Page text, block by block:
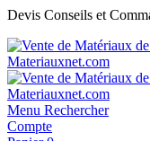
Devis Conseils et
Menu Rechercher
Compte